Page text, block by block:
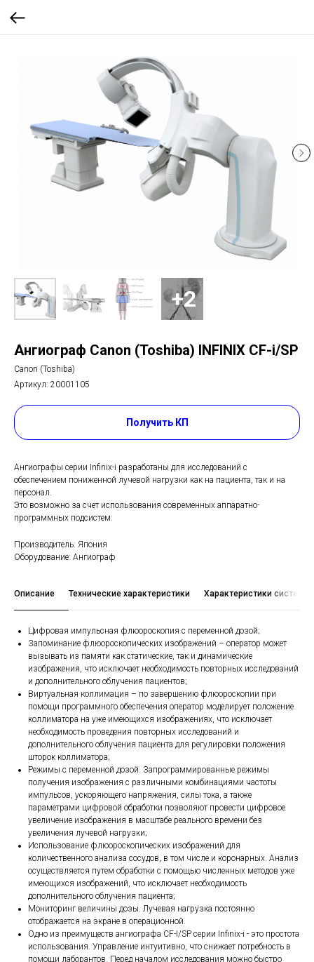
Ангиограф Canon (Toshiba) INFINIX СF-i/SP
Canon (Toshiba)
Артикул: 20001105
Получить КП
Ангиографы серии Infinix-i разработаны для исследований с
обеспечением пониженной лучевой нагрузки как на пациента, так и на
персонал.
Это возможно за счет использования современных аппаратно-
программных подсистем:
Производитель: Япония
Оборудование: Ангиограф
Описание Технические характеристики Характеристики системы
Цифровая импульсная флюороскопия с переменной дозой;
Запоминание флюороскопических изображений – оператор может
вызывать из памяти как статические, так и динамические
изображения, что исключает необходимость повторных исследований
и дополнительного облучения пациентов;
Виртуальная коллимация – по завершению флюороскопии при
помощи программного обеспечения оператор моделирует положение
коллиматора на уже имеющихся изображениях, что исключает
необходимость проведения повторных исследований и
дополнительного облучения пациента для регулировки положения
шторок коллиматора;
Режимы с переменной дозой. Запрограммированные режимы
получения изображения с различными комбинациями частоты
импульсов, ускоряющего напряжения, силы тока, а также
параметрами цифровой обработки позволяют провести цифровое
увеличение изображения в масштабе реального времени без
увеличения лучевой нагрузки;
Использование флюороскопических изображений для
количественного анализа сосудов, в том числе и коронарных. Анализ
осуществляется путем обработки с помощью численных методов уже
имеющихся изображений, что исключает необходимость
дополнительного облучения пациента;
Мониторинг величины дозы. Лучевая нагрузка постоянно
отображается на экране в операционной.
Одно из преимуществ ангиографа СF-I/SP серии Infinix-i - это простота
использования. Упрaвление интуитивно, что снижaет потребность в
помощи лаборантов. Перед началом исследования можно быстро